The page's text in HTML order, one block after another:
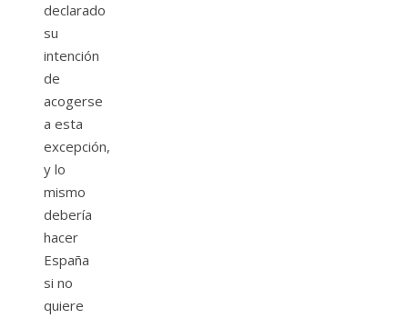
declarado
su
intención
de
acogerse
a esta
excepción,
y lo
mismo
debería
hacer
España
si no
quiere